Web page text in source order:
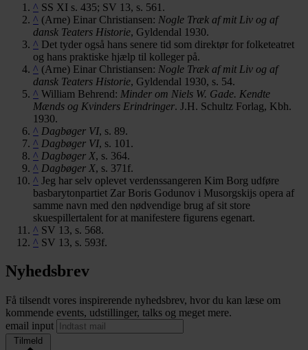
^ SS XI s. 435; SV 13, s. 561.
^ (Arne) Einar Christiansen: Nogle Træk af mit Liv og af
dansk Teaters Historie, Gyldendal 1930.
^ Det tyder også hans senere tid som direktør for folketeatret
og hans praktiske hjælp til kolleger på.
^ (Arne) Einar Christiansen: Nogle Træk af mit Liv og af
dansk Teaters Historie, Gyldendal 1930, s. 54.
^ William Behrend: Minder om Niels W. Gade. Kendte
Mænds og Kvinders Erindringer. J.H. Schultz Forlag, Kbh.
1930.
^ Dagbøger VI, s. 89.
^ Dagbøger VI, s. 101.
^ Dagbøger X, s. 364.
^ Dagbøger X, s. 371f.
^ Jeg har selv oplevet verdenssangeren Kim Borg udføre
basbarytonpartiet Zar Boris Godunov i Musorgskijs opera af
samme navn med den nødvendige brug af sit store
skuespillertalent for at manifestere figurens egenart.
^ SV 13, s. 568.
^ SV 13, s. 593f.
Nyhedsbrev
Få tilsendt vores inspirerende nyhedsbrev, hvor du kan læse om
kommende events, udstillinger, talks og meget mere.
email input
Tilmeld